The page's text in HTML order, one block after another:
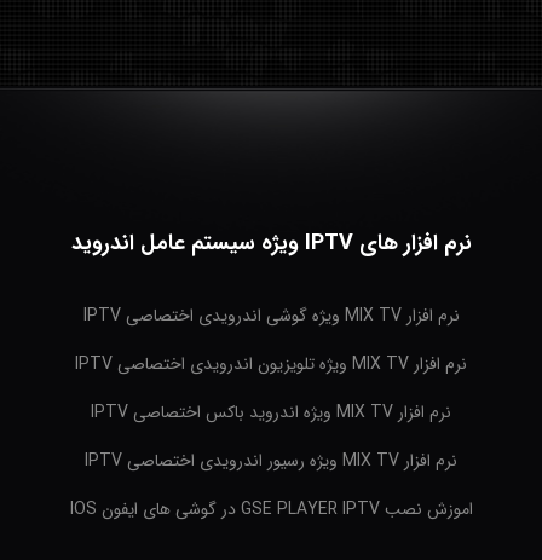
نرم افزار های IPTV ویژه سیستم عامل اندروید
نرم افزار MIX TV ویژه گوشی اندرویدی اختصاصی IPTV
نرم افزار MIX TV ویژه تلویزیون اندرویدی اختصاصی IPTV
نرم افزار MIX TV ویژه اندروید باکس اختصاصی IPTV
نرم افزار MIX TV ویژه رسیور اندرویدی اختصاصی IPTV
اموزش نصب GSE PLAYER IPTV در گوشی های ایفون IOS